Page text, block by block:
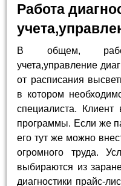
Работа
В общем, работа
учета,управление
от расписания
в котором
специалиста.
программы. Если же
его тут же можно
огромного труда.
выбираются из
диагностики прайс-